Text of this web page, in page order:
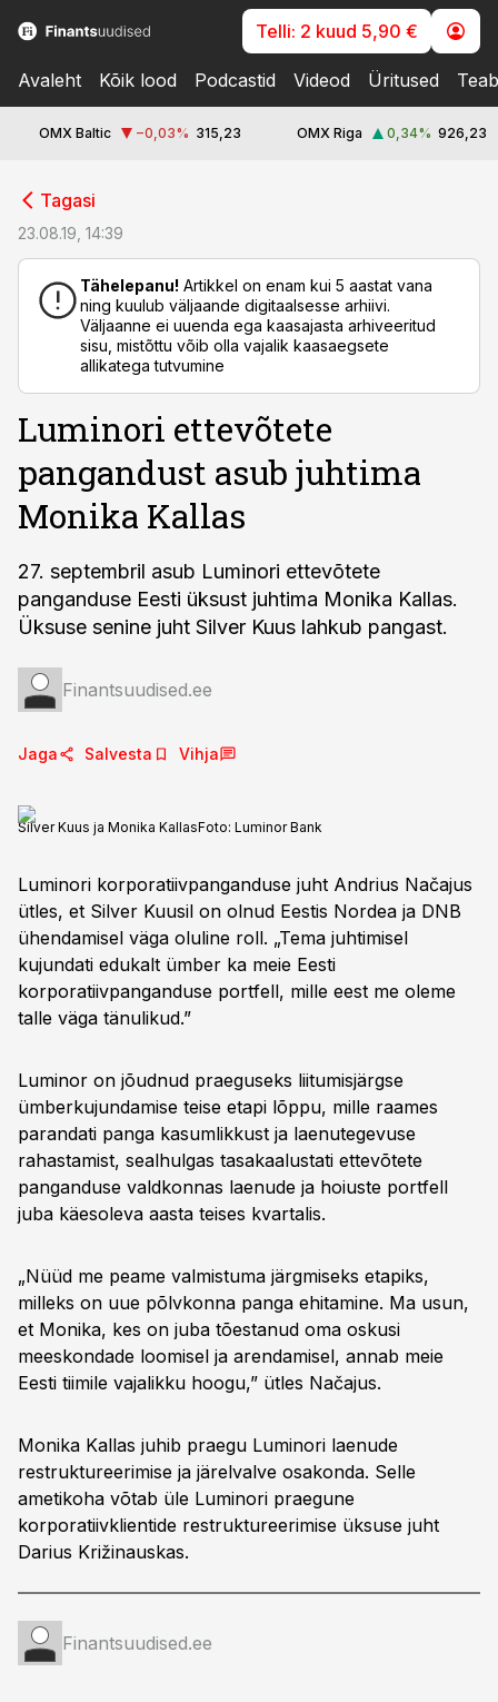
Telli: 2 kuud 5,90 €
Avaleht Kõik lood Podcastid Videod Üritused
OMX Baltic −0,03% 315,23 OMX Riga 0,34% 926,23
Tagasi
23.08.19, 14:39
Tähelepanu! Artikkel on enam kui 5 aastat vana
ning kuulub väljaande digitaalsesse arhiivi.
Väljaanne ei uuenda ega kaasajasta arhiveeritud
sisu, mistõttu võib olla vajalik kaasaegsete
allikatega tutvumine
Luminori ettevõtete
pangandust asub juhtima
Monika Kallas
27. septembril asub Luminori ettevõtete
panganduse Eesti üksust juhtima Monika Kallas.
Üksuse senine juht Silver Kuus lahkub pangast.
Finantsuudised.ee
Jaga Salvesta Vihja
Silver Kuus ja Monika KallasFoto: Luminor Bank
Luminori korporatiivpanganduse juht Andrius Načajus
ütles, et Silver Kuusil on olnud Eestis Nordea ja DNB
ühendamisel väga oluline roll. „Tema juhtimisel
kujundati edukalt ümber ka meie Eesti
korporatiivpanganduse portfell, mille eest me oleme
talle väga tänulikud.”
Luminor on jõudnud praeguseks liitumisjärgse
ümberkujundamise teise etapi lõppu, mille raames
parandati panga kasumlikkust ja laenutegevuse
rahastamist, sealhulgas tasakaalustati ettevõtete
panganduse valdkonnas laenude ja hoiuste portfell
juba käesoleva aasta teises kvartalis.
„Nüüd me peame valmistuma järgmiseks etapiks,
milleks on uue põlvkonna panga ehitamine. Ma usun,
et Monika, kes on juba tõestanud oma oskusi
meeskondade loomisel ja arendamisel, annab meie
Eesti tiimile vajalikku hoogu,” ütles Načajus.
Monika Kallas juhib praegu Luminori laenude
restruktureerimise ja järelvalve osakonda. Selle
ametikoha võtab üle Luminori praegune
korporatiivklientide restruktureerimise üksuse juht
Darius Križinauskas.
Finantsuudised.ee